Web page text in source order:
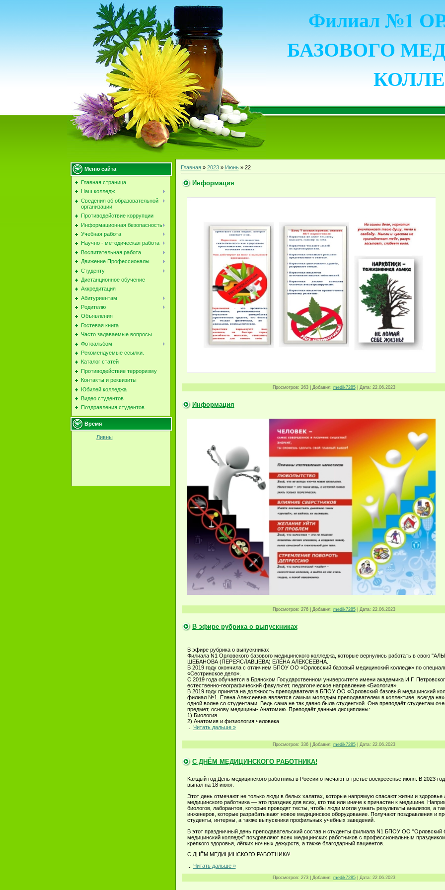
Филиал №1
БАЗОВОГО
Меню сайта
Главная страница
Наш колледж
Сведения об образовательной
организации
Противодействие коррупции
Информационная безопасность
Учебная работа
Научно - методическая работа
Воспитательная работа
Движение Профессионалы
Студенту
Дистанционное обучение
Аккредитация
Абитуриентам
Родителю
Объявления
Гостевая книга
Часто задаваемые вопросы
Фотоальбом
Рекомендуемые ссылки.
Каталог статей
Противодействие терроризму
Контакты и реквизиты
Юбилей колледжа
Видео студентов
Поздравления студентов
Время
Ливны
Главная» 2023 » Июнь » 22
Информация
Просмотров: 263 Добавил: medik7285 Дата: 22.06.2023
Информация
Просмотров: 276 Добавил: medik7285 Дата: 22.06.2023
В эфире рубрика о выпускниках
В эфире рубрика о выпускниках
Филиала N1 Орловского базового медицинского колледжа, которые вернулись работать в свою
ШЕБАНОВА (ПЕРЕЯСЛАВЦЕВА) ЕЛЕНА АЛЕКСЕЕВНА.
В 2019 году окончила с отличием БПОУ ОО «Орловский базовый медицинский колледж» по
«Сестринское дело».
С 2019 года обучается в Брянском Государственном университете имени академика И.Г.
естественно-географический факультет, педагогическое направление «Биология».
В 2019 году принята на должность преподавателя в БПОУ ОО «Орловский базовый медицинский
филиал №1. Елена Алексеевна является самым молодым преподавателем в коллективе, всегда
одной волне со студентами. Ведь сама не так давно была студенткой. Она преподаёт студентам
предмет, основу медицины- Анатомию. Преподаёт данные дисциплины:
1) Биология
2) Анатомия и физиология человека
Читать дальше »
Просмотров: 336 Добавил: medik7285 Дата: 22.06.2023
С ДНЁМ МЕДИЦИНСКОГО РАБОТНИКА!
Каждый год День медицинского работника в России отмечают в третье воскресенье июня. В 2023
выпал на 18 июня.
Этот день отмечают не только люди в белых халатах, которые напрямую спасают жизни и здоровье
медицинского работника — это праздник для всех, кто так или иначе к причастен к медицине.
биологов, лаборантов, которые проводят тесты, чтобы люди могли узнать результаты анализов, а
инженеров, которые разрабатывают новое медицинское оборудование. Получают поздравления и
студенты, интерны, а также выпускники профильных учебных заведений.
В этот праздничный день преподавательский состав и студенты филиала N1 БПОУ ОО "Орловский
медицинский колледж" поздравляют всех медицинских работников с профессиональным
крепкого здоровья, лёгких ночных дежурств, а также благодарный пациентов.
С ДНЁМ МЕДИЦИНСКОГО РАБОТНИКА!
Читать дальше »
Просмотров: 273 Добавил: medik7285 Дата: 22.06.2023